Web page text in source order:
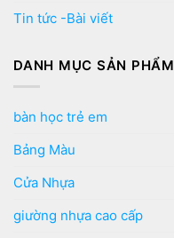
Tin tức -Bài viết
DANH MỤC SẢN PHẨM
bàn học trẻ em
Bảng Màu
Cửa Nhựa
giường nhựa cao cấp